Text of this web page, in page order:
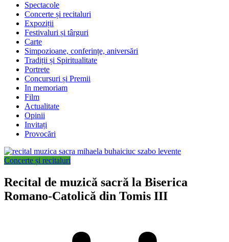
Spectacole
Concerte și recitaluri
Expoziții
Festivaluri și târguri
Carte
Simpozioane, conferințe, aniversări
Tradiții și Spiritualitate
Portrete
Concursuri și Premii
In memoriam
Film
Actualitate
Opinii
Invitați
Provocări
Concerte și recitaluri
Recital de muzică sacră la Biserica
Romano-Catolică din Tomis III